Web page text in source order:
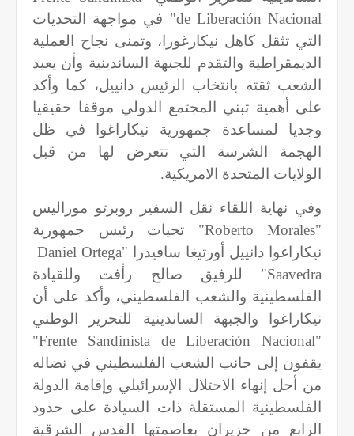
de Liberación Nacional" في مواجهة التحديات
التي تثقل كاهل نيكارغورا، وتمنى نجاح العملية
الديمقراطية والتقدم للجبهة الساندينية وأن يعيد
الشعب ثقته بانتخاب الرئيس دانييل، كما وأكد
على أهمية تبني المجتمع الدولي موقفا حقيقيا
وجديا لمساعدة جمهورية نيكاراغوا في ظل
الهجمة الشرسة التي تتعرض لها من قبل
الولايات المتحدة الامريكية.
وفي نهاية اللقاء نقل السفير روبرتو موراليس
"
Roberto Morales" تحيات رئيس جمهورية
نيكاراغوا دانييل أورتيغا سافيدرا "Daniel Ortega
Saavedra" للرفيق صالح رأفت وللقيادة
الفلسطينية والشعب الفلسطيني، وأكد على أن
نيكاراغوا والجبهة الساندينية للتحرير الوطني
"
Frente Sandinista de Liberación Nacional
"
يقفون إلى جانب الشعب الفلسطيني في نضاله
من أجل إنهاء الاحتلال الإسرائيلي وإقامة الدولة
الفلسطينية المستقلة ذات السيادة على حدود
الرابع من حزيران بعاصمتها القدس الشرقية